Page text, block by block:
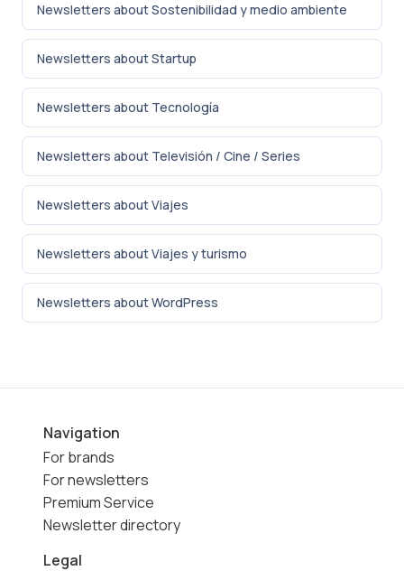
Newsletters about Sostenibilidad y medio ambiente
Newsletters about Startup
Newsletters about Tecnología
Newsletters about Televisión / Cine / Series
Newsletters about Viajes
Newsletters about Viajes y turismo
Newsletters about WordPress
Navigation
For brands
For newsletters
Premium Service
Newsletter directory
Legal